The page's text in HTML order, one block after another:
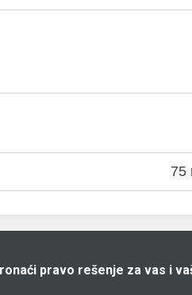
75
pravo rešenje za vas i